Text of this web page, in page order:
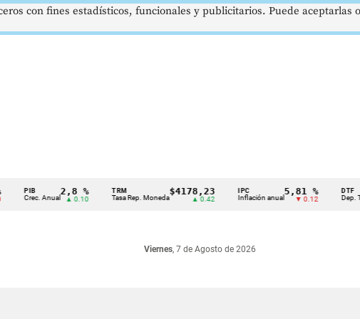
Crec. Anual
2,8 %
▲ 0.10 Tasa Rep. Moneda
$4178,23
▲ 0.42 Inflación anual
5,81 %
▼ 0.12 Dep.
Viernes, 7 de Agosto de 2026
con fines estadísticos, funcionales y publicitarios. Puede aceptarlas